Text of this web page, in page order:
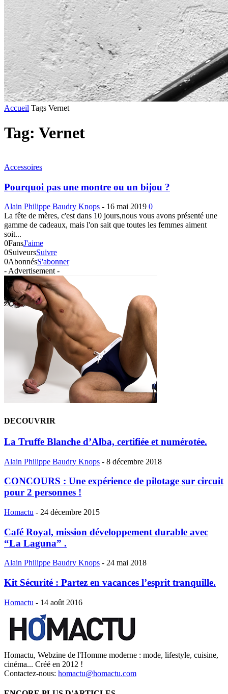
Accueil Tags Vernet
Tag: Vernet
Accessoires
Pourquoi pas une montre ou un bijou ?
Alain Philippe Baudry Knops - 16 mai 2019 0
La fête de mères, c'est dans 10 jours,nous vous avons présenté une
gamme de cadeaux, mais l'on sait que toutes les femmes aiment
soit...
0FansJ'aime
0SuiveursSuivre
0AbonnésS'abonner
- Advertisement -
DECOUVRIR
La Truffe Blanche d’Alba, certifiée et numérotée.
Alain Philippe Baudry Knops - 8 décembre 2018
CONCOURS : Une expérience de pilotage sur circuit
pour 2 personnes !
Homactu - 24 décembre 2015
Café Royal, mission développement durable avec
“La Laguna” .
Alain Philippe Baudry Knops - 24 mai 2018
Kit Sécurité : Partez en vacances l’esprit tranquille.
Homactu - 14 août 2016
Homactu, Webzine de l'Homme moderne : mode, lifestyle, cuisine,
cinéma... Créé en 2012 !
Contactez-nous: homactu@homactu.com